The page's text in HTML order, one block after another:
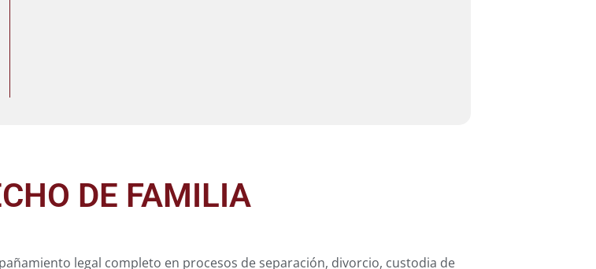
DE FAMILIA
legal completo en procesos de separación, divorcio, custodia de